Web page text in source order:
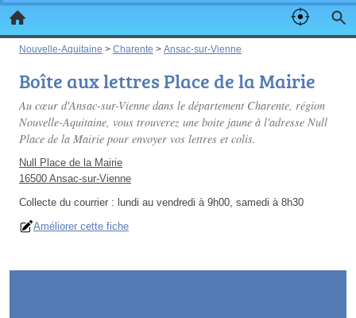
Nouvelle-Aquitaine > Charente > Ansac-sur-Vienne
Boîte aux lettres Place de la Mairie
Au cœur d'Ansac-sur-Vienne dans le département Charente, région
Nouvelle-Aquitaine, vous trouverez une boite jaune à l'adresse Null
Place de la Mairie pour envoyer vos lettres et colis.
Null Place de la Mairie
16500 Ansac-sur-Vienne
Collecte du courrier : lundi au vendredi à 9h00, samedi à 8h30
Améliorer cette fiche